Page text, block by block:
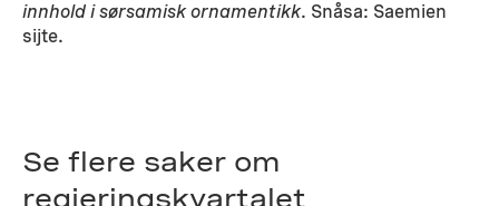
innhold i sørsamisk ornamentikk. Snåsa: Saemien
sijte.
Se flere saker om
regjeringskvartalet